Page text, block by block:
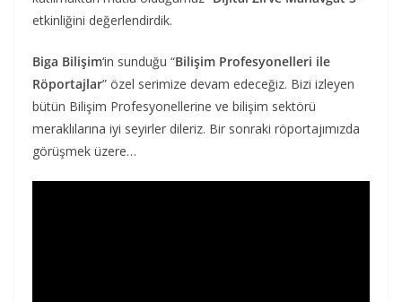
etkinliğini değerlendirdik.
Biga Bilişim‘in sunduğu “Bilişim Profesyonelleri ile
Röportajlar” özel serimize devam edeceğiz. Bizi izleyen
bütün Bilişim Profesyonellerine ve bilişim sektörü
meraklılarına iyi seyirler dileriz. Bir sonraki röportajımızda
görüşmek üzere…